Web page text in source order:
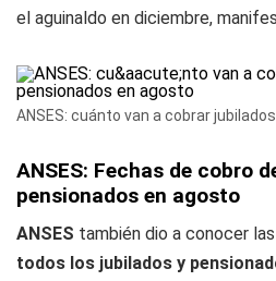
el aguinaldo en diciembre,
ANSES: cuánto van a cobrar
ANSES: Fechas de cobro
pensionados en agosto
ANSES también dio a conocer las
todos los jubilados y